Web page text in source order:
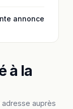
annonce
à la
auprès